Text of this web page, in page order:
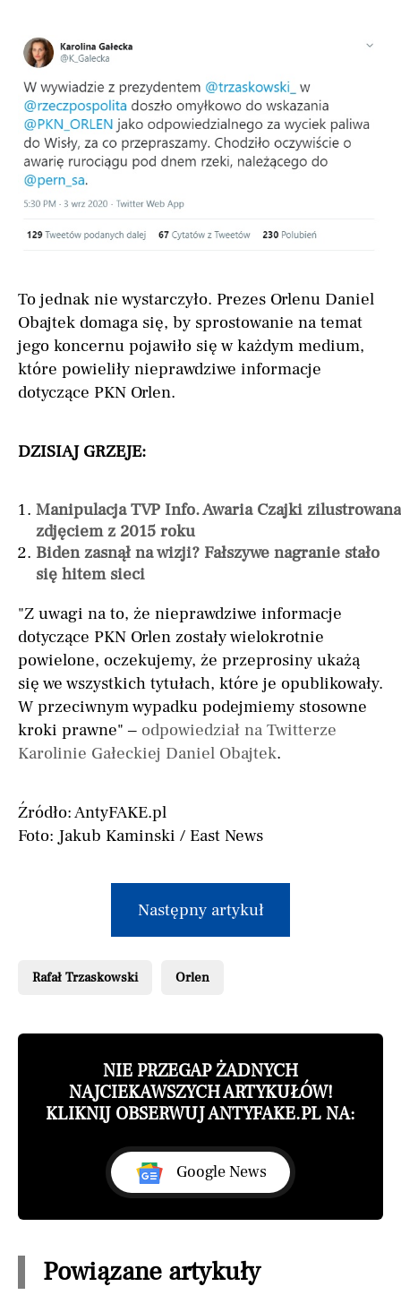
To jednak nie wystarczyło. Prezes Orlenu Daniel
Obajtek domaga się, by sprostowanie na temat
jego koncernu pojawiło się w każdym medium,
które powieliły nieprawdziwe informacje
dotyczące PKN Orlen.
DZISIAJ GRZEJE:
Manipulacja TVP Info. Awaria Czajki zilustrowana
zdjęciem z 2015 roku
Biden zasnął na wizji? Fałszywe nagranie stało
się hitem sieci
"Z uwagi na to, że nieprawdziwe informacje
dotyczące PKN Orlen zostały wielokrotnie
powielone, oczekujemy, że przeprosiny ukażą
się we wszystkich tytułach, które je opublikowały.
W przeciwnym wypadku podejmiemy stosowne
kroki prawne" – odpowiedział na Twitterze
Karolinie Gałeckiej Daniel Obajtek.
Źródło: AntyFAKE.pl
Foto: Jakub Kaminski / East News
Następny artykuł
Rafał Trzaskowski Orlen
NIE PRZEGAP ŻADNYCH
NAJCIEKAWSZYCH ARTYKUŁÓW!
KLIKNIJ OBSERWUJ ANTYFAKE.PL NA:
Google News
Powiązane artykuły